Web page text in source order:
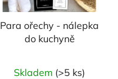
Para ořechy - nálepka
do kuchyně
Skladem (>5 ks)